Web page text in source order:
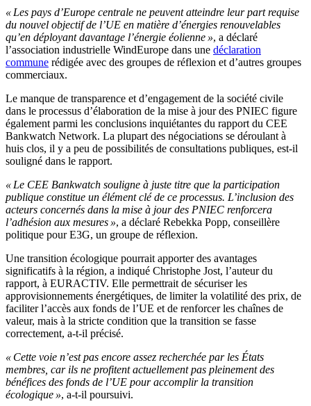
« Les pays d’Europe centrale ne peuvent atteindre leur part requise
du nouvel objectif de l’UE en matière d’énergies renouvelables
qu’en déployant davantage l’énergie éolienne », a déclaré
l’association industrielle WindEurope dans une déclaration
commune rédigée avec des groupes de réflexion et d’autres groupes
commerciaux.
Le manque de transparence et d’engagement de la société civile
dans le processus d’élaboration de la mise à jour des PNIEC figure
également parmi les conclusions inquiétantes du rapport du CEE
Bankwatch Network. La plupart des négociations se déroulant à
huis clos, il y a peu de possibilités de consultations publiques, est-il
souligné dans le rapport.
« Le CEE Bankwatch souligne à juste titre que la participation
publique constitue un élément clé de ce processus. L’inclusion des
acteurs concernés dans la mise à jour des PNIEC renforcera
l’adhésion aux mesures », a déclaré Rebekka Popp, conseillère
politique pour E3G, un groupe de réflexion.
Une transition écologique pourrait apporter des avantages
significatifs à la région, a indiqué Christophe Jost, l’auteur du
rapport, à EURACTIV. Elle permettrait de sécuriser les
approvisionnements énergétiques, de limiter la volatilité des prix, de
faciliter l’accès aux fonds de l’UE et de renforcer les chaînes de
valeur, mais à la stricte condition que la transition se fasse
correctement, a-t-il précisé.
« Cette voie n’est pas encore assez recherchée par les États
membres, car ils ne profitent actuellement pas pleinement des
bénéfices des fonds de l’UE pour accomplir la transition
écologique », a-t-il poursuivi.